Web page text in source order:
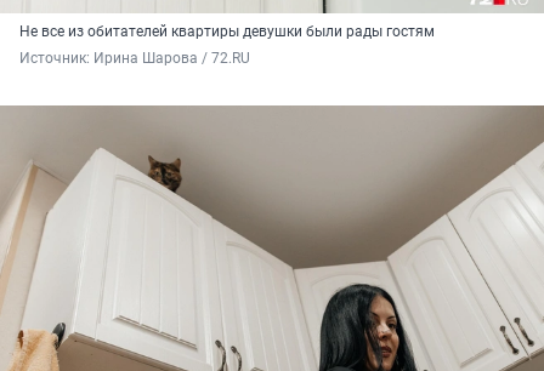
Не все из обитателей квартиры девушки были рады гостям
Источник: Ирина Шарова / 72.RU